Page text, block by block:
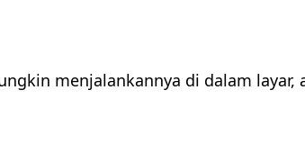
menjalankannya di dalam